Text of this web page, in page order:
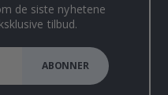
de siste nyhetene
tilbud.
ABONNER